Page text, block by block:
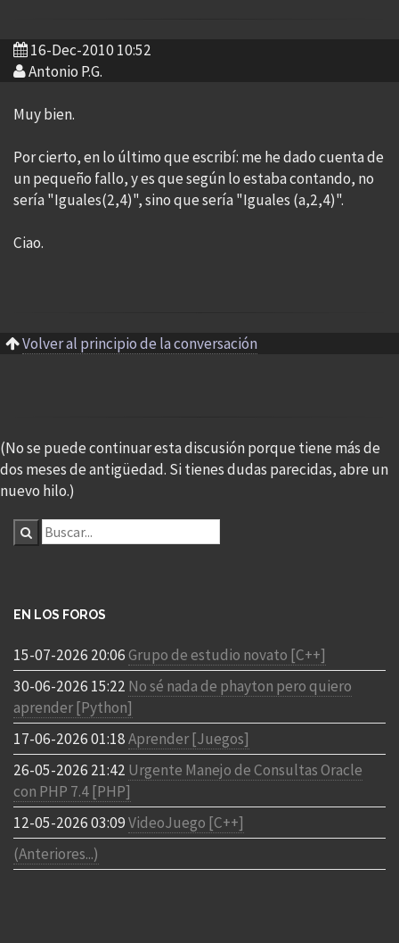
16-Dec-2010 10:52
Antonio P.G.
Muy bien.
Por cierto, en lo último que escribí: me he dado cuenta de
un pequeño fallo, y es que según lo estaba contando, no
sería "Iguales(2,4)", sino que sería "Iguales (a,2,4)".
Ciao.
Volver al principio de la conversación
(No se puede continuar esta discusión porque tiene más de
dos meses de antigüedad. Si tienes dudas parecidas, abre un
nuevo hilo.)
EN LOS FOROS
15-07-2026 20:06Grupo de estudio novato [C++]
30-06-2026 15:22 No sé nada de phayton pero quiero
aprender [Python]
17-06-2026 01:18Aprender [Juegos]
26-05-2026 21:42 Urgente Manejo de Consultas Oracle
con PHP 7.4 [PHP]
12-05-2026 03:09VideoJuego [C++]
(Anteriores...)